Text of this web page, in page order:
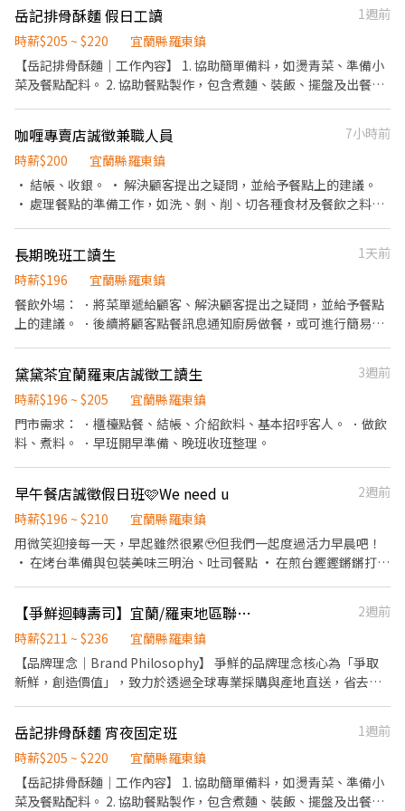
岳記排骨酥麵 假日工讀
1週前
時薪$205 ~ $220
宜蘭縣羅東鎮
【岳記排骨酥麵｜工作內容】 1. 協助簡單備料，如燙青菜、準備小
菜及餐點配料。 2. 協助餐點製作，包含煮麵、裝飯、擺盤及出餐。
結束後協助收店、清潔及物品歸位。 工作內容會依熟練程度安排，
剛開始會有人帶著操作，不會直接讓新人獨立作業。 餐期較忙，需
要動作俐落、能互相配合。無餐飲經驗也可以，只要願意學習、做
事負責、不隨意請假即可。 我們希望找能穩定、長期配合的夥伴，
咖喱專賣店誠徵兼職人員
7小時前
時薪$200
宜蘭縣羅東鎮
• 結帳、收銀。 • 解決顧客提出之疑問，並給予餐點上的建議。
• 處理餐點的準備工作，如洗、剝、削、切各種食材及餐飲之料
長期晚班工讀生
1天前
時薪$196
宜蘭縣羅東鎮
餐飲外場： ．將菜單遞給顧客、解決顧客提出之疑問，並給予餐點
上的建議。 ．後續將顧客點餐訊息通知廚房做餐，或可進行簡易餐
前與烹飪中之準備工作與其他餐廳相關事務。 ．負責洗、剝、削、
切各種食材。 ．負責清理工作環境、設備和餐具。 ．準備不同餐點
所需要的食材。 ．協助測量食材的容量與重量。 ．負責擺盤、打包
外帶服務。 外送： 必要時，需可外送
黛黛茶宜蘭羅東店誠徵工讀生
3週前
時薪$196 ~ $205
宜蘭縣羅東鎮
門市需求： ．櫃檯點餐、結帳、介紹飲料、基本招呼客人。 ．做飲
料、煮料。 ．早班開早準備、晚班收班整理。
早午餐店誠徵假日班🩷We need u
2週前
時薪$196 ~ $210
宜蘭縣羅東鎮
用微笑迎接每一天，早起雖然很累🥹但我們一起度過活力早晨吧！
• 在烤台準備與包裝美味三明治、吐司餐點 • 在煎台鏗鏗鏘鏘打起
己的時間 • 員工餐享用美味吐司 • 溫馨團隊氣氛，大家都很好相
處 需長期，短期勿試。
【爭鮮迴轉壽司】宜蘭/羅東地區聯合招募-早/晚班兼職同仁
2週前
時薪$211 ~ $236
宜蘭縣羅東鎮
【品牌理念｜Brand Philosophy】 爭鮮的品牌理念核心為「爭取
新鮮，創造價值」，致力於透過全球專業採購與產地直送，省去不
得】 ■ 完整培訓制度（無經驗可） ■ 清楚透明的升遷制度 ■ 日本
品牌專業服務文化 【工作內容｜Job Responsibilities】 外場： ■
帶位、餐點介紹、送餐、收桌 ■ 協助打包外帶、外送餐點 內場：
■ 餐點製作：生魚片、壽司、軍艦、手捲 ■ 基本環境整理、維持環
岳記排骨酥麵 宵夜固定班
1週前
時薪$205 ~ $220
宜蘭縣羅東鎮
【岳記排骨酥麵｜工作內容】 1. 協助簡單備料，如燙青菜、準備小
菜及餐點配料。 2. 協助餐點製作，包含煮麵、裝飯、擺盤及出餐。